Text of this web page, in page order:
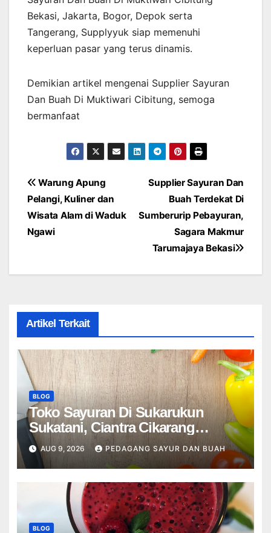
Bekasi, Jakarta, Bogor, Depok serta
Tangerang, Supplyyuk siap memenuhi
keperluan pasar yang terus dinamis.
Demikian artikel mengenai Supplier Sayuran
Dan Buah Di Muktiwari Cibitung, semoga
bermanfaat
Post
navigation
Supplier Sayuran Dan
Buah Terdekat Di
Sumberurip Pebayuran,
Sagara Makmur
Tarumajaya Bekasi
Warung Apung
Pelangi, Kuliner dan
Wisata Alam di Waduk
Ngawi
Artikel Terkait
BLOG
Toko Sayuran Di Sukarukun
Sukatani, Ciantra Cikarang
Selatan Bekasi
AUG 9, 2026 PEDAGANG SAYUR DAN BUAH
BLOG